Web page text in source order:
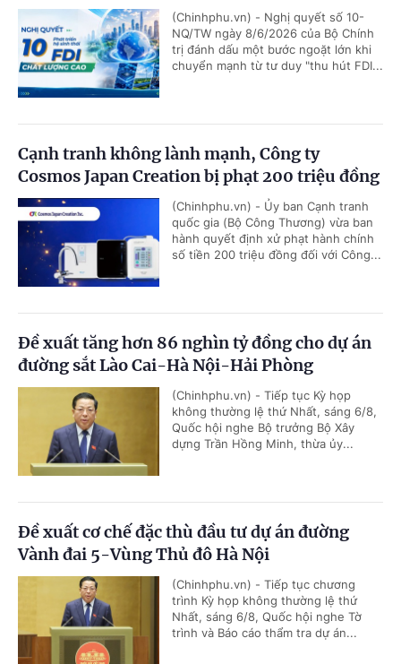
(Chinhphu.vn) - Nghị quyết số 10-
NQ/TW ngày 8/6/2026 của Bộ Chính
trị đánh dấu một bước ngoặt lớn khi
chuyển mạnh từ tư duy "thu hút FDI...
Cạnh tranh không lành mạnh, Công ty
Cosmos Japan Creation bị phạt 200 triệu đồng
(Chinhphu.vn) - Ủy ban Cạnh tranh
quốc gia (Bộ Công Thương) vừa ban
hành quyết định xử phạt hành chính
số tiền 200 triệu đồng đối với Công...
Đề xuất tăng hơn 86 nghìn tỷ đồng cho dự án
đường sắt Lào Cai-Hà Nội-Hải Phòng
(Chinhphu.vn) - Tiếp tục Kỳ họp
không thường lệ thứ Nhất, sáng 6/8,
Quốc hội nghe Bộ trưởng Bộ Xây
dựng Trần Hồng Minh, thừa ủy...
Đề xuất cơ chế đặc thù đầu tư dự án đường
Vành đai 5-Vùng Thủ đô Hà Nội
(Chinhphu.vn) - Tiếp tục chương
trình Kỳ họp không thường lệ thứ
Nhất, sáng 6/8, Quốc hội nghe Tờ
trình và Báo cáo thẩm tra dự án...